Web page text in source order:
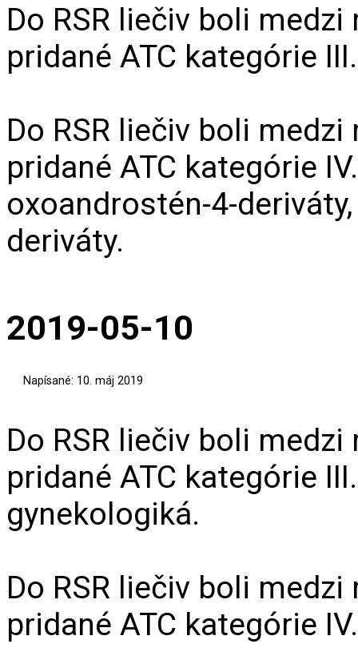
Do RSR liečiv boli
pridané ATC kategórie
Do RSR liečiv boli
pridané ATC kategórie
oxoandrostén-4-
deriváty.
2019-05-10
Napísané: 10. máj 2019
Do RSR liečiv boli
pridané ATC kategórie
gynekologiká.
Do RSR liečiv boli
pridané ATC kategórie